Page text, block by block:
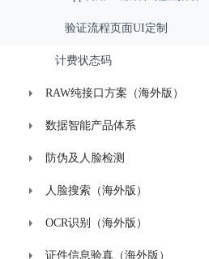
比对认证
比对认证
获取比对结果
验证流程页面UI定制
计费状态码
RAW纯接口方案（海外版）
静默活体
上传录制视频进行活体验证
人脸比对
炫彩活体
JS-SDK引入说明
获取Token参数
获取结果
数据智能产品体系
金际分V1-A
金际分V2-B
金际分V2-B-PHL
人像标签
防伪及人脸检测
星鉴
证件防伪检测
人脸1:1比对
人脸搜索（海外版）
API接入
创建人脸库
OCR识别（海外版）
卡证识别
证件信息验真（海外版）